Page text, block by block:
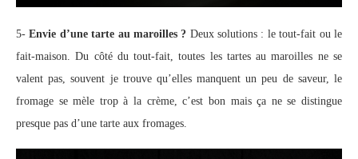
5-Envie d’une tarte au maroilles ? Deux solutions : le tout-fait ou le
fait-maison. Du côté du tout-fait, toutes les tartes au maroilles ne se
valent pas, souvent je trouve qu’elles manquent un peu de saveur, le
fromage se mèle trop à la crème, c’est bon mais ça ne se distingue
presque pas d’une tarte aux fromages.